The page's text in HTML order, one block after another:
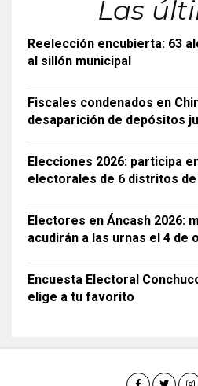
Las
Reelección encubierta: 63
al sillón municipal
Fiscales condenados en
desaparición de depósitos
Elecciones 2026: participa
electorales de 6 distritos
Electores en Áncash 2026:
acudirán a las urnas el 4 de
Encuesta Electoral
elige a tu favorito